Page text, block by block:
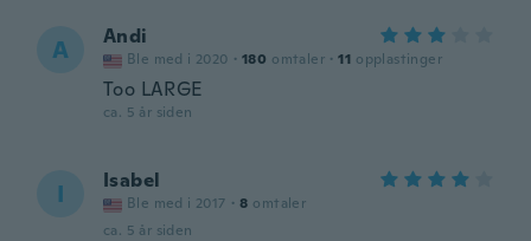
A Andi
Ble med i 2020 · 180 omtaler · 11 opplastinger
Too LARGE
ca. 5 år siden
I Isabel
Ble med i 2017 · 8 omtaler
ca. 5 år siden